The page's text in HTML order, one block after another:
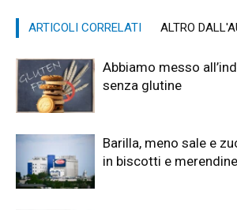
ARTICOLI CORRELATI ALTRO
Abbiamo messo
senza glutine
Barilla, meno sale e
in biscotti e merendine